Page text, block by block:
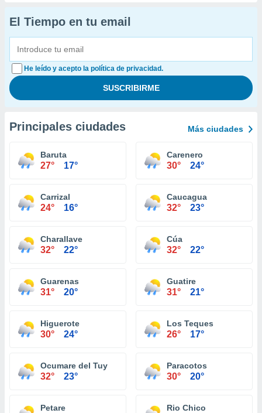
El Tiempo en tu email
He leído y acepto la política de privacidad.
Principales ciudades Más ciudades
Baruta
27° 17°
Carenero
30° 24°
Carrizal
24° 16°
Caucagua
32° 23°
Charallave
32° 22°
Cúa
32° 22°
Guarenas
31° 20°
Guatire
31° 21°
Higuerote
30° 24°
Los Teques
26° 17°
Ocumare del Tuy
32° 23°
Paracotos
30° 20°
Petare Rio Chico